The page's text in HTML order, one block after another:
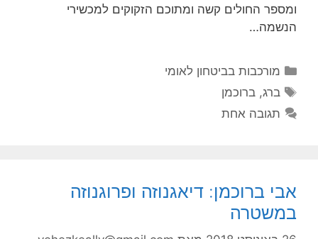
ומספר החולים קשה ומתוכם הזקוקים למכשירי
הנשמה…
קטגוריות
מורכבות בביטחון לאומי
תגיות
ברג,ברוכמן
תגובה אחת
אבי ברוכמן: דיאגנוזה ופרוגנוזה
במשטרה